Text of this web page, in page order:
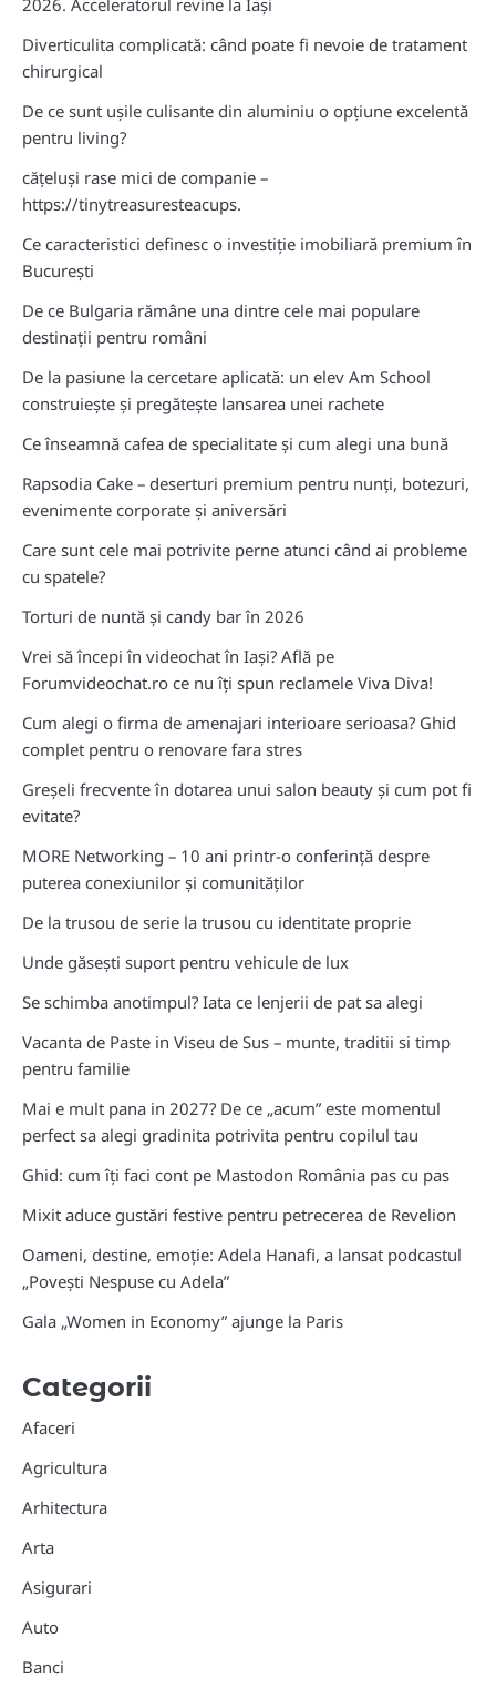
Diverticulita complicată: când poate fi nevoie de tratament
chirurgical
De ce sunt ușile culisante din aluminiu o opțiune excelentă
pentru living?
cățeluși rase mici de companie –
https://tinytreasuresteacups.
Ce caracteristici definesc o investiție imobiliară premium în
București
De ce Bulgaria rămâne una dintre cele mai populare
destinații pentru români
De la pasiune la cercetare aplicată: un elev Am School
construiește și pregătește lansarea unei rachete
Ce înseamnă cafea de specialitate și cum alegi una bună
Rapsodia Cake – deserturi premium pentru nunți, botezuri,
evenimente corporate și aniversări
Care sunt cele mai potrivite perne atunci când ai probleme
cu spatele?
Torturi de nuntă și candy bar în 2026
Vrei să începi în videochat în Iași? Află pe
Forumvideochat.ro ce nu îți spun reclamele Viva Diva!
Cum alegi o firma de amenajari interioare serioasa? Ghid
complet pentru o renovare fara stres
Greșeli frecvente în dotarea unui salon beauty și cum pot fi
evitate?
MORE Networking – 10 ani printr-o conferință despre
puterea conexiunilor și comunităților
De la trusou de serie la trusou cu identitate proprie
Unde găsești suport pentru vehicule de lux
Se schimba anotimpul? Iata ce lenjerii de pat sa alegi
Vacanta de Paste in Viseu de Sus – munte, traditii si timp
pentru familie
Mai e mult pana in 2027? De ce „acum” este momentul
perfect sa alegi gradinita potrivita pentru copilul tau
Ghid: cum îți faci cont pe Mastodon România pas cu pas
Mixit aduce gustări festive pentru petrecerea de Revelion
Oameni, destine, emoție: Adela Hanafi, a lansat podcastul
„Povești Nespuse cu Adela”
Gala „Women in Economy” ajunge la Paris
Categorii
Afaceri
Agricultura
Arhitectura
Arta
Asigurari
Auto
Banci